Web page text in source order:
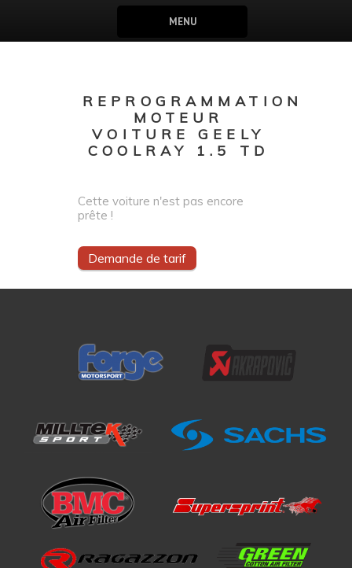
MENU
REPROGRAMMATION
MOTEUR
VOITURE GEELY
COOLRAY 1.5 TD
Cette voiture n'est pas encore
prête !
Demande de tarif